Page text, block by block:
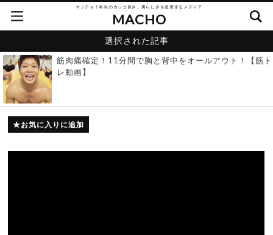
マッチョ！本当のカッコ良さ、男らしさを追求するメディア
MACHO
選択された記事
筋肉痛確定！11分間で胸と背中をオールアウト！【筋ト
レ動画】
お気に入りに追加